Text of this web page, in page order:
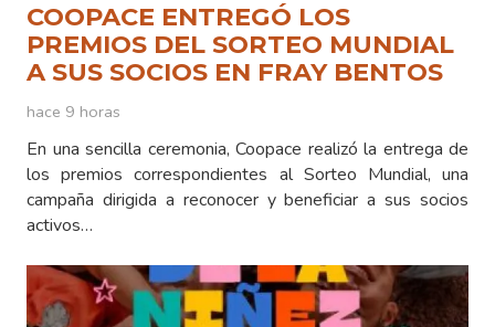
COOPACE ENTREGÓ LOS
PREMIOS DEL SORTEO MUNDIAL
A SUS SOCIOS EN FRAY BENTOS
hace 9 horas
En una sencilla ceremonia, Coopace realizó la entrega de
los premios correspondientes al Sorteo Mundial, una
campaña dirigida a reconocer y beneficiar a sus socios
activos…